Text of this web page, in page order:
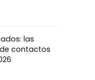
las
contactos